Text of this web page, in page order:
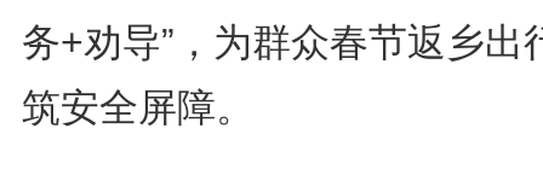
务+劝导”，为群众春节返乡出
筑安全屏障。